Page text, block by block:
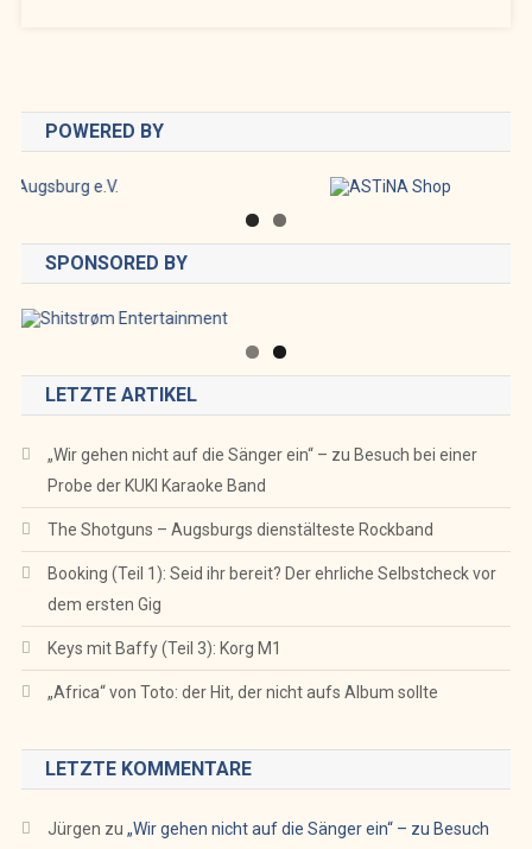
POWERED BY
SPONSORED BY
LETZTE ARTIKEL
„Wir gehen nicht auf die Sänger ein“ – zu Besuch bei einer
Probe der KUKI Karaoke Band
The Shotguns – Augsburgs dienstälteste Rockband
Booking (Teil 1): Seid ihr bereit? Der ehrliche Selbstcheck vor
dem ersten Gig
Keys mit Baffy (Teil 3): Korg M1
„Africa“ von Toto: der Hit, der nicht aufs Album sollte
LETZTE KOMMENTARE
Jürgen zu „Wir gehen nicht auf die Sänger ein“ – zu Besuch